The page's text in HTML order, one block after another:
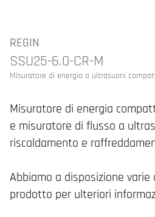
REGIN
SSU25-6.0-CR-M
Misuratore di energia a ultrasuoni
Misuratore di energia
e misuratore di flusso a
riscaldamento e
Abbiamo a disposizione varie
prodotto per ulteriori